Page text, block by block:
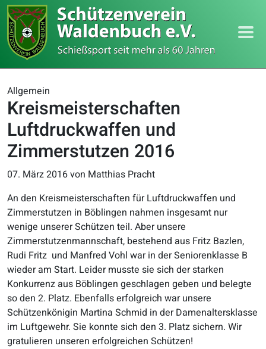
Allgemein
Kreismeisterschaften
Luftdruckwaffen und
Zimmerstutzen 2016
07. März 2016von Matthias Pracht
An den Kreismeisterschaften für Luftdruckwaffen und
Zimmerstutzen in Böblingen nahmen insgesamt nur
wenige unserer Schützen teil. Aber unsere
Zimmerstutzenmannschaft, bestehend aus Fritz Bazlen,
Rudi Fritz und Manfred Vohl war in der Seniorenklasse B
wieder am Start. Leider musste sie sich der starken
Konkurrenz aus Böblingen geschlagen geben und belegte
so den 2. Platz. Ebenfalls erfolgreich war unsere
Schützenkönigin Martina Schmid in der Damenaltersklasse
im Luftgewehr. Sie konnte sich den 3. Platz sichern. Wir
gratulieren unseren erfolgreichen Schützen!